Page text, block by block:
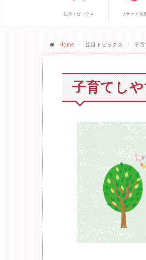
注目トピックス リサーチ投
Home 注目トピックス 子
子育てし